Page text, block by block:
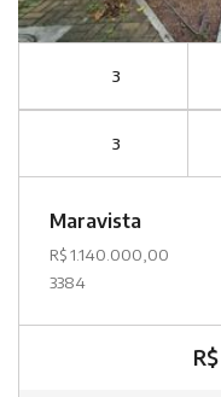
3
3
Maravista
R$ 1.140.000,00
3384